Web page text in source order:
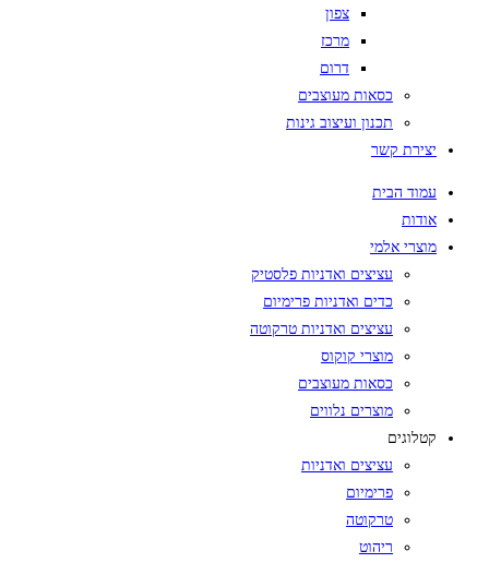
צפון
מרכז
דרום
כסאות מעוצבים
תכנון ועיצוב גינות
יצירת קשר
עמוד הבית
אודות
מוצרי אלמי
עציצים ואדניות פלסטיק
כדים ואדניות פרימיום
עציצים ואדניות טרקוטה
מוצרי קוקוס
כסאות מעוצבים
מוצרים נלווים
קטלוגים
עציצים ואדניות
פרימיום
טרקוטה
ריהוט